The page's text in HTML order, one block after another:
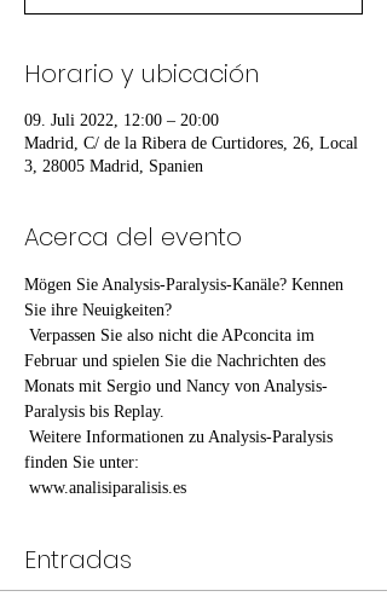
Horario y ubicación
09. Juli 2022, 12:00 – 20:00
Madrid, C/ de la Ribera de Curtidores, 26, Local
3, 28005 Madrid, Spanien
Acerca del evento
Mögen Sie Analysis-Paralysis-Kanäle? Kennen
Sie ihre Neuigkeiten?
Februar und spielen Sie die Nachrichten des
Monats mit Sergio und Nancy von Analysis-
Paralysis bis Replay.
finden Sie unter:
www.analisiparalisis.es
Entradas